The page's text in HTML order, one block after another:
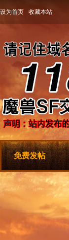
设为首页 收藏本站
免费发帖